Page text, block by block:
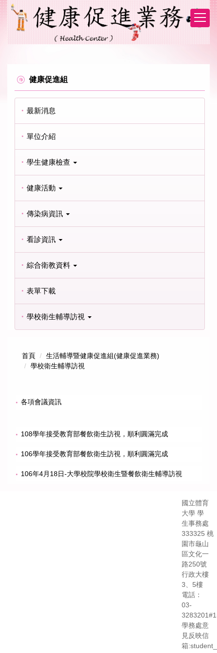
健康促進組
最新消息
單位介紹
學生健康檢查
健康活動
傳染病資訊
看診資訊
綜合衛教資料
表單下載
學校衛生輔導訪視
首頁
生活輔導暨健康促進組(健康促進業務)
學校衛生輔導訪視
各項會議資訊
108學年接受教育部餐飲衛生訪視，順利圓滿完成
106學年接受教育部餐飲衛生訪視，順利圓滿完成
106年4月18日-大學校院學校衛生暨餐飲衛生輔導訪視
國立體育
大學 學
生事務處
333325 桃
園市龜山
區文化一
路250號
行政大樓
3、5樓
電話：
03-
學務處意
見反映信
箱